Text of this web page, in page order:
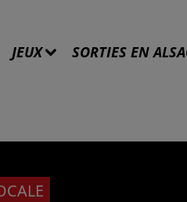
JEUX SORTIES EN